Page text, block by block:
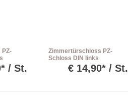
/ St.
Zimmertürschloss PZ-
Schloss DIN links
€ 14,90* / St.